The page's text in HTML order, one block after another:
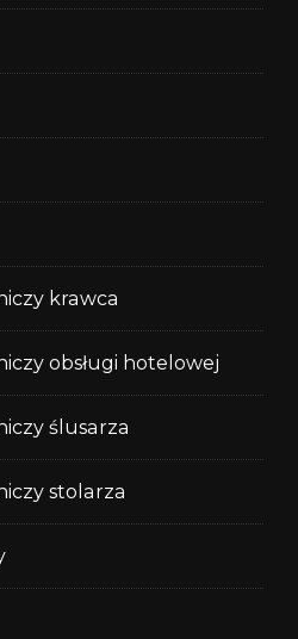
krawca
obsługi hotelowej
ślusarza
stolarza